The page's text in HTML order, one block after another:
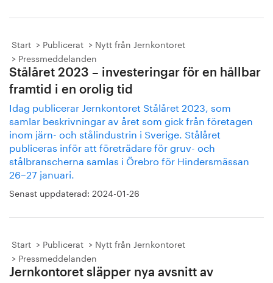
Start Publicerat
Nytt från Jernkontoret
Pressmeddelanden
Stålåret 2023 – investeringar för en hållbar
framtid i en orolig tid
Idag publicerar Jernkontoret Stålåret 2023, som
samlar beskrivningar av året som gick från företagen
inom järn- och stålindustrin i Sverige. Stålåret
publiceras inför att företrädare för gruv- och
stålbranscherna samlas i Örebro för Hindersmässan
26–27 januari.
Senast uppdaterad: 2024-01-26
Start Publicerat
Nytt från Jernkontoret
Pressmeddelanden
Jernkontoret släpper nya avsnitt av